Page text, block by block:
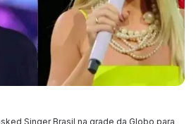
Singer Brasil na grade da Globo para